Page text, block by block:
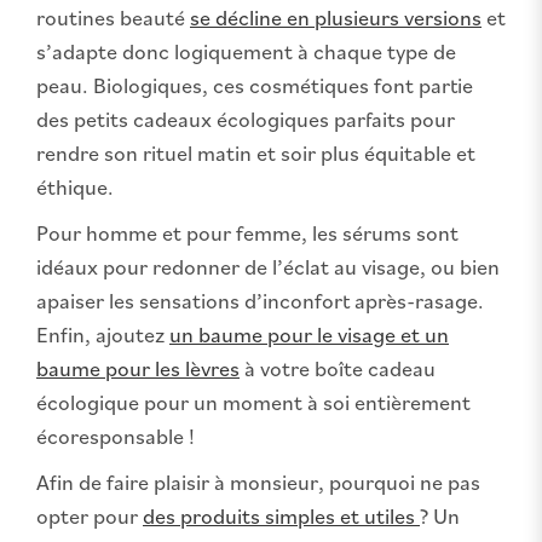
routines beautése décline en plusieurs versions et
s’adapte donc logiquement à chaque type de
peau. Biologiques, ces cosmétiques font partie
des petits cadeaux écologiques parfaits pour
rendre son rituel matin et soir plus équitable et
éthique.
Pour homme et pour femme, les sérums sont
idéaux pour redonner de l’éclat au visage, ou bien
apaiser les sensations d’inconfort après-rasage.
Enfin, ajoutez un baume pour le visage et un
baume pour les lèvres à votre boîte cadeau
écologique pour un moment à soi entièrement
écoresponsable !
Afin de faire plaisir à monsieur, pourquoi ne pas
opter pourdes produits simples et utiles ? Un